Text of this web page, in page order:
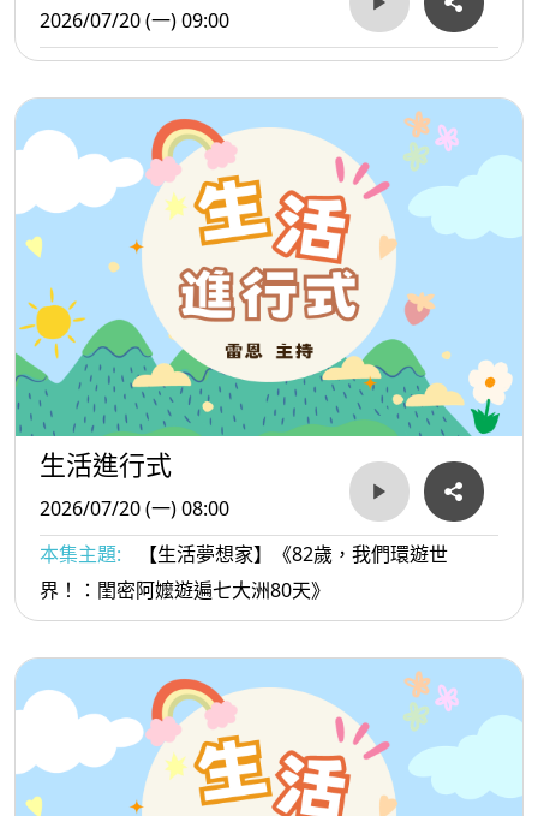
2026/07/20 (一) 09:00
生活進行式
2026/07/20 (一) 08:00
本集主題:
【生活夢想家】《82歲，我們環遊世
界！：閨密阿嬤遊遍七大洲80天》